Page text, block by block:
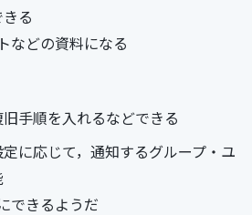
る
などの資料になる
手順を入れるなどできる
に応じて，通知するグループ・ユ
できるようだ